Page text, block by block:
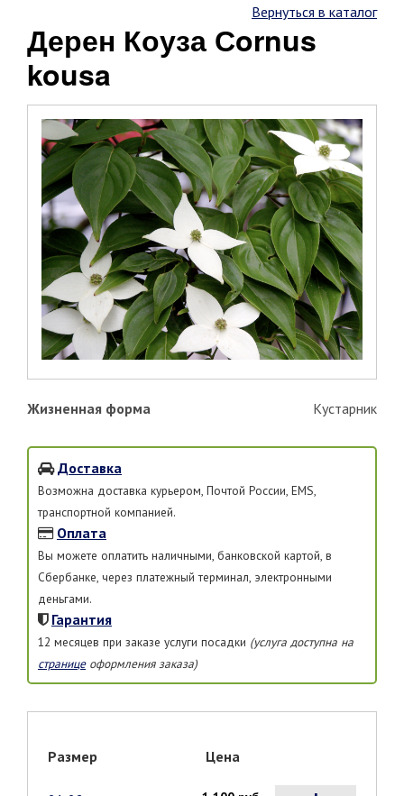
Вернуться в каталог
Дерен Коуза Сornus
kousa
Жизненная форма Кустарник
Доставка
Возможна доставка курьером, Почтой России, EMS,
транспортной компанией.
Оплата
Вы можете оплатить наличными, банковской картой, в
Сбербанке, через платежный терминал, электронными
деньгами.
Гарантия
12 месяцев при заказе услуги посадки (услуга доступна на
страницеоформления заказа)
Размер Цена